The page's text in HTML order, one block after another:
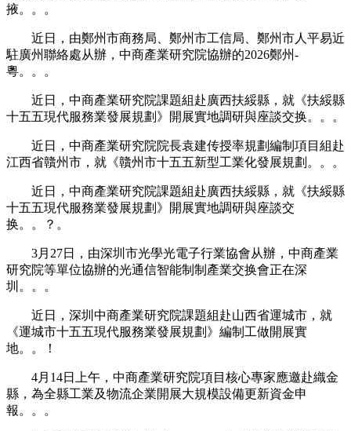
掖。。。
近日，由鄭州市商務局、鄭州市工信局、鄭州市人平易近
駐廣州聯絡處从辦，中商產業研究院協辦的2026鄭州-
粵。。。
近日，中商產業研究院課題組赴廣西扶綏縣，就《扶綏縣
十五五現代服務業發展規劃》開展實地調研與座談交换。。。
近日，中商產業研究院院長袁建传授率規劃編制項目組赴
江西省贛州市，就《贛州市十五五新型工業化發展規劃。。。
近日，中商產業研究院課題組赴廣西扶綏縣，就《扶綏縣
十五五現代服務業發展規劃》開展實地調研與座談交
换。。？。
3月27日，由深圳市光學光電子行業協會从辦，中商產業
研究院等單位協辦的光通信智能制制產業交换會正在深
圳。。。
近日，深圳中商產業研究院課題組赴山西省運城市，就
《運城市十五五現代服務業發展規劃》編制工做開展實
地。。！
4月14日上午，中商產業研究院項目核心專家應邀赴織金
縣，為全縣工業及物流企業開展大規模設備更新資金申
報。。。